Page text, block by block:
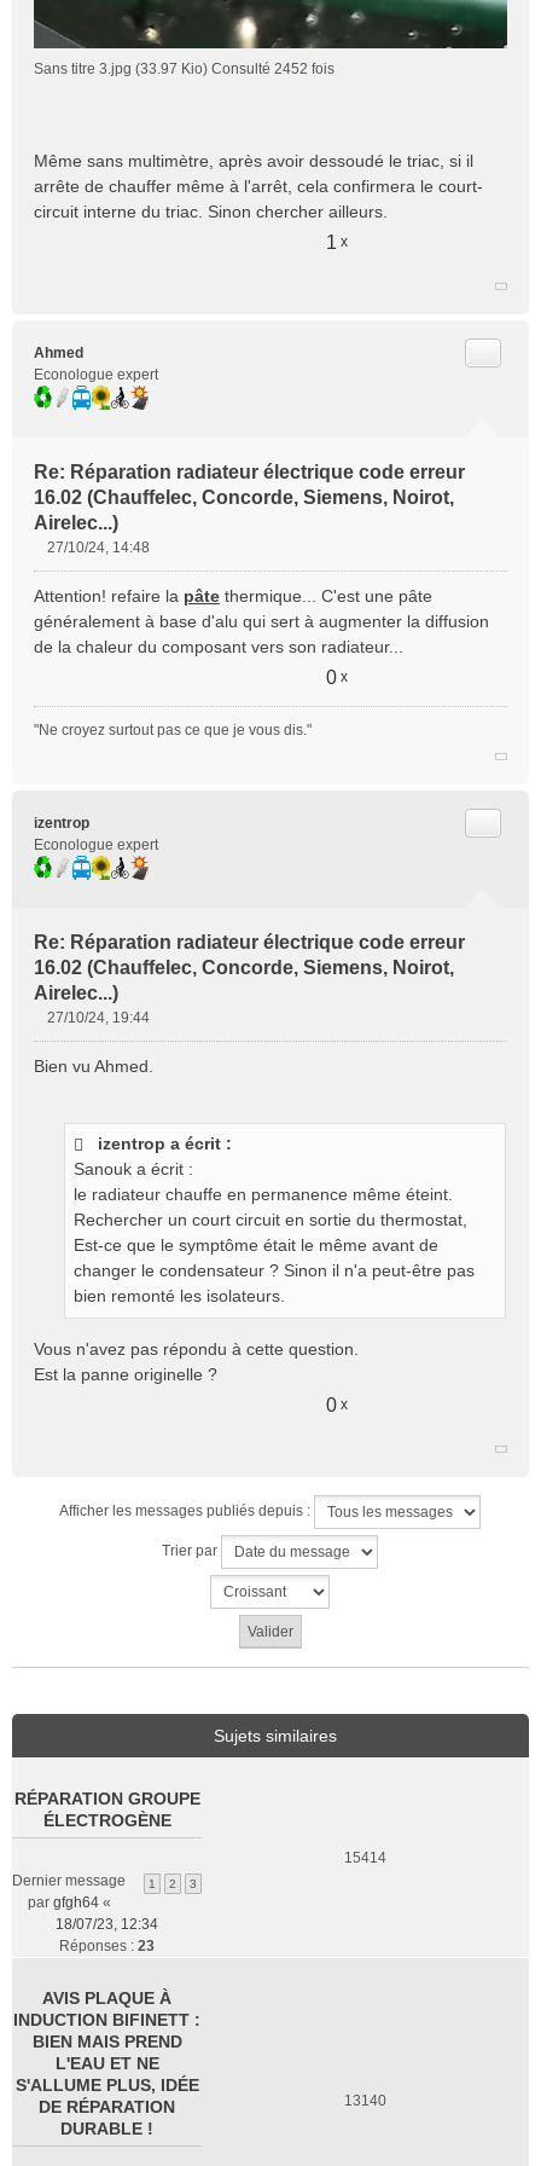
Sans titre 3.jpg (33.97 Kio) Consulté 2452 fois
Même sans multimètre, après avoir dessoudé le triac, si il
arrête de chauffer même à l'arrêt, cela confirmera le court-
circuit interne du triac. Sinon chercher ailleurs.
1 x
Ahmed
Econologue expert
Re: Réparation radiateur électrique code erreur
16.02 (Chauffelec, Concorde, Siemens, Noirot,
Airelec...)
s
s
a
o
27/10/24, 14:48
Attention! refaire la pâte thermique... C'est une pâte
généralement à base d'alu qui sert à augmenter la diffusion
de la chaleur du composant vers son radiateur...
0 x
"Ne croyez surtout pas ce que je vous dis."
izentrop
Econologue expert
Re: Réparation radiateur électrique code erreur
16.02 (Chauffelec, Concorde, Siemens, Noirot,
Airelec...)
s
27/10/24, 19:44
Bien vu Ahmed.
izentrop a écrit :
Sanouk a écrit :
le radiateur chauffe en permanence même éteint.
Rechercher un court circuit en sortie du thermostat,
Est-ce que le symptôme était le même avant de
changer le condensateur ? Sinon il n'a peut-être pas
bien remonté les isolateurs.
Vous n'avez pas répondu à cette question.
Est la panne originelle ?
0 x
Afficher les messages publiés depuis :
Trier par
Sujets similaires
RÉPARATION GROUPE
ÉLECTROGÈNE
1 2 3
Dernier message
par gfgh64«
18/07/23, 12:34
Réponses : 23
15414
AVIS PLAQUE À
INDUCTION BIFINETT :
BIEN MAIS PREND
L'EAU ET NE
S'ALLUME PLUS, IDÉE
DE RÉPARATION
DURABLE !
13140